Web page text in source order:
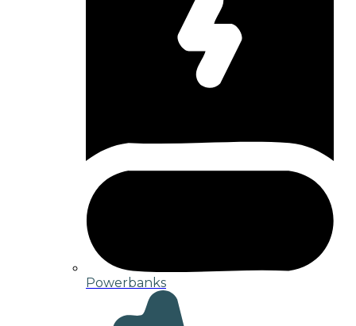
Powerbanks